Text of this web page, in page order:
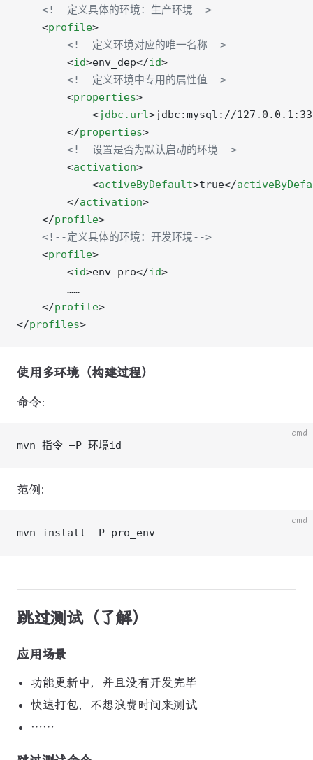
    <!--定义具体的环境：生产环境-->
    <
profile>
        <!--定义环境对应的唯一名称-->
        <
id>env_dep</id>
        <!--定义环境中专用的属性值-->
        <
properties>
            <
jdbc.url>jdbc:mysql://
        </
properties>
        <!--设置是否为默认启动的环境-->
        <
activation>
            <
activeByDefault>true</
        </
activation>
    </
profile>
    <!--定义具体的环境：开发环境-->
    <
profile>
        <
id>env_pro</id>
        ……
    </
profile>
</profiles>
使用多环境（构建过程）
命令：
cmd
mvn 指令 –P 环境id
范例:
cmd
mvn install –P pro_env
跳过测试（了解）
应用场景
功能更新中，并且没有开发完毕
快速打包，不想浪费时间来测试
……